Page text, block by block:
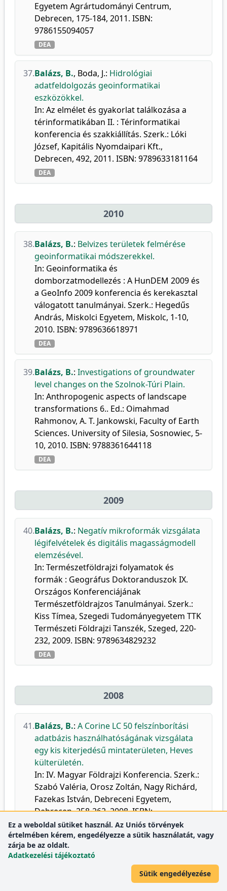
Egyetem Agrártudományi Centrum,
Debrecen, 175-184, 2011. ISBN:
9786155094057
DEA
37.Balázs, B., Boda, J.: Hidrológiai
adatfeldolgozás geoinformatikai
eszközökkel.
In: Az elmélet és gyakorlat találkozása a
térinformatikában II. : Térinformatikai
konferencia és szakkiállítás. Szerk.: Lóki
József, Kapitális Nyomdaipari Kft.,
Debrecen, 492, 2011. ISBN: 9789633181164
DEA
2010
38.Balázs, B.: Belvizes területek felmérése
geoinformatikai módszerekkel.
In: Geoinformatika és
domborzatmodellezés : A HunDEM 2009 és
a GeoInfo 2009 konferencia és kerekasztal
válogatott tanulmányai. Szerk.: Hegedűs
András, Miskolci Egyetem, Miskolc, 1-10,
2010. ISBN: 9789636618971
DEA
39.Balázs, B.: Investigations of groundwater
level changes on the Szolnok-Túri Plain.
In: Anthropogenic aspects of landscape
transformations 6.. Ed.: Oimahmad
Rahmonov, A. T. Jankowski, Faculty of Earth
Sciences. University of Silesia, Sosnowiec, 5-
10, 2010. ISBN: 9788361644118
DEA
2009
40.Balázs, B.: Negatív mikroformák vizsgálata
légifelvételek és digitális magasságmodell
elemzésével.
In: Természetföldrajzi folyamatok és
formák : Geográfus Doktoranduszok IX.
Országos Konferenciájának
Természetföldrajzos Tanulmányai. Szerk.:
Kiss Tímea, Szegedi Tudományegyetem TTK
Természeti Földrajzi Tanszék, Szeged, 220-
232, 2009. ISBN: 9789634829232
DEA
2008
41.Balázs, B.: A Corine LC 50 felszínborítási
adatbázis használhatóságának vizsgálata
egy kis kiterjedésű mintaterületen, Heves
külterületén.
In: IV. Magyar Földrajzi Konferencia. Szerk.:
Szabó Valéria, Orosz Zoltán, Nagy Richárd,
Fazekas István, Debreceni Egyetem,
Debrecen, 258-262, 2008. ISBN:
9789630660044
DEA
Ez a weboldal sütiket használ. Az Uniós törvények
értelmében kérem, engedélyezze a sütik használatát, vagy
zárja be az oldalt.
Adatkezelési tájékoztató
Sütik engedélyezése